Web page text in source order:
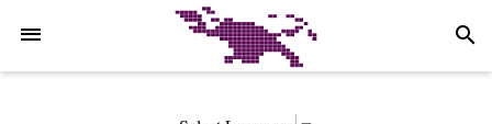
search